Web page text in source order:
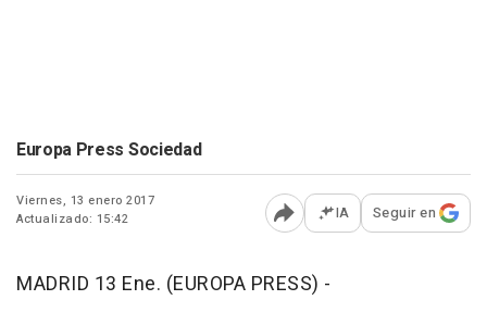
Europa Press Sociedad
Viernes, 13 enero 2017
Actualizado: 15:42
Abrir opciones para
IA Seguir en
MADRID 13 Ene. (EUROPA PRESS) -